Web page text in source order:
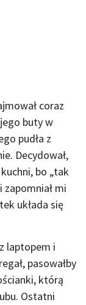
coraz
buty w
pudła z
Decydował,
bo „tak
zapomniał mi
układa się
laptopem i
pasowałby
którą
Ostatni